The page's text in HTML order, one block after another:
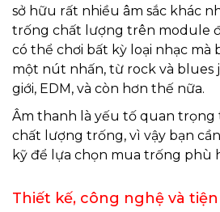
sở hữu rất nhiều âm sắc khác
trống chất lượng trên module
có thể chơi bất kỳ loại nhạc mà
một nút nhấn, từ rock và blues
giới, EDM, và còn hơn thế nữa.
Âm thanh là yếu tố quan trọng
chất lượng trống, vì vậy bạn
kỹ để lựa chọn mua trống phù
Thiết kế, công nghệ và